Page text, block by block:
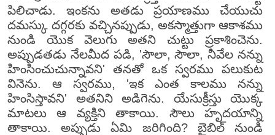
పిలిచాడు. ఇంకను అతడు ప్రయాణము చేయుచు
దమస్కు దగ్గరకు వచ్చినప్పుడు, అకస్మాత్తుగా ఆకాశము
నుండి యొక వెలుగు అతని చుట్టు ప్రకాశించెను.
అప్పుడతడు నేలమీద పడి, 'సౌలా, సౌలా, నీవేల నన్ను
హింసించుచున్నావని' తనతో ఒక స్వరము పలుకుట
వినెను. ఆ స్వరము, 'ఇక ఎంత కాలము నన్ను
హింసిస్తావని' అతనిని అడిగెను. యేసుక్రీస్తు యొక్క
మాటలు ఆ వ్యక్తిని తాకాయి. సౌలు హృదయాన్ని
తాకాయి. అప్పుడు ఏమి జరిగింది? బైబిల్ నుండి